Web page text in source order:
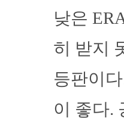
낮은
히 받지
등판이
이 좋다.